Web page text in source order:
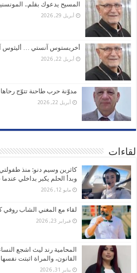
المسيح يدعوك بقلم..
أبريل 29, 2026
أخريستوس آنستي … أليثوس
أبريل 22, 2026
مدوّنة حرب طاحنة تتوّج رحاها
أبريل 22, 2026
لقاءات
كاثرين وسيم دنو: منذ
وبدأ الحلم يكبر بداخلي
مايو 12, 2026
لقاء مع المغني الشاب
فبراير 23, 2026
المحامية رند ليث اشجع
القانون، والمراة اثبتت
يناير 31, 2026